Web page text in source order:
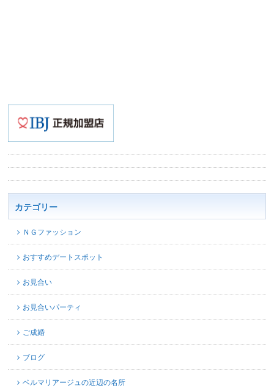
カテゴリー
ＮＧファッション
おすすめデートスポット
お見合い
お見合いパーティ
ご成婚
ブログ
ベルマリアージュの近辺の名所